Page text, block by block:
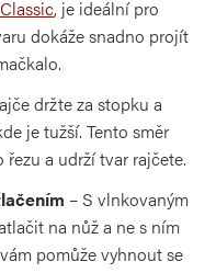
, je ideální pro
dokáže snadno projít
držte za stopku a
je tužší. Tento směr
a udrží tvar rajčete.
– S vlnkovaným
na nůž a ne s ním
pomůže vyhnout se